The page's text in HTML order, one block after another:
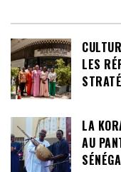
LES
LA
AU